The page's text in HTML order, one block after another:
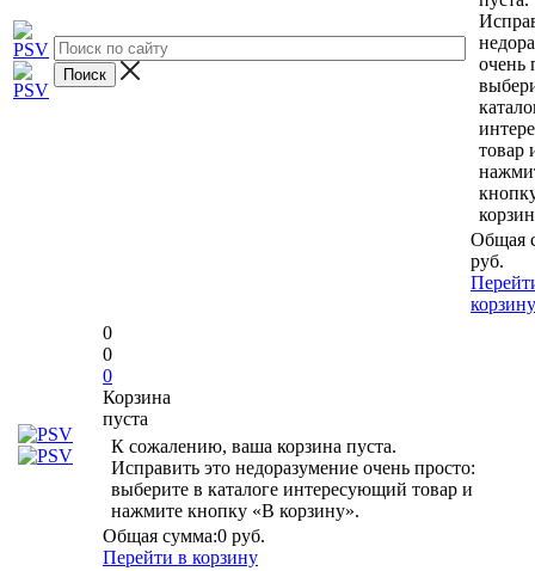
очень
товар
Общая
руб.
корзину
0
0
0
Корзина
пуста
К сожалению, ваша корзина пуста.
Исправить это недоразумение очень просто:
выберите в каталоге интересующий товар и
нажмите кнопку «В корзину».
Общая сумма:0 руб.
Перейти в корзину